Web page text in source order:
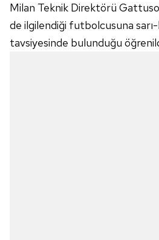
Milan Teknik Direktörü
de ilgilendiği futbolcusuna sarı-
tavsiyesinde bulunduğu